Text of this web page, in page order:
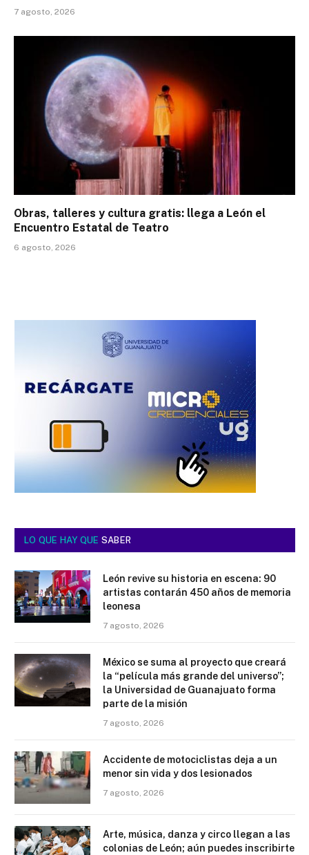
7 agosto, 2026
Obras, talleres y cultura gratis: llega a León el
Encuentro Estatal de Teatro
6 agosto, 2026
LO QUE HAY QUE SABER
León revive su historia en escena: 90
artistas contarán 450 años de memoria
leonesa
7 agosto, 2026
México se suma al proyecto que creará
la “película más grande del universo”;
la Universidad de Guanajuato forma
parte de la misión
7 agosto, 2026
Accidente de motociclistas deja a un
menor sin vida y dos lesionados
7 agosto, 2026
Arte, música, danza y circo llegan a las
colonias de León; aún puedes inscribirte